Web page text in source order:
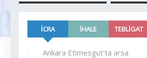
grubuna
geldi!